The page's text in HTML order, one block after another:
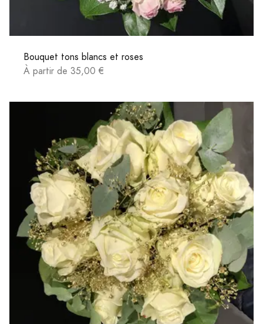
Bouquet tons blancs et roses
À partir de 35,00 €